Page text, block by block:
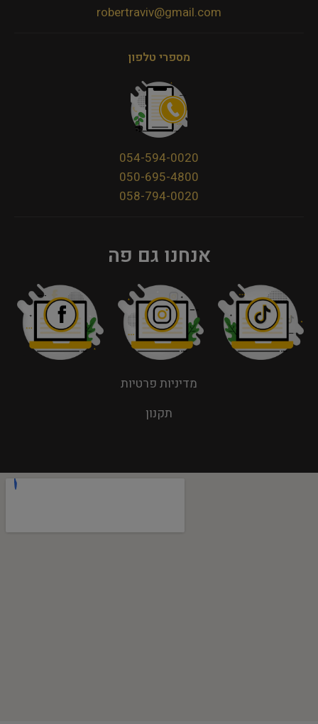
robertraviv@gmail.com
מספרי טלפון
054-594-0020
050-695-4800
058-794-0020
אנחנו גם פה
מדיניות פרטיות
תקנון